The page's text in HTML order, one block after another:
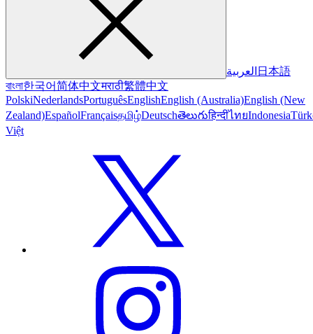
العربية 日本語
বাংলা한국어简体中文मराठी繁體中文
PolskiNederlandsPortuguêsEnglishEnglish (Australia)English (New
Zealand)EspañolFrançaisதமிழ்Deutschతెలుగుहिन्दीไทยIndonesia
Việt